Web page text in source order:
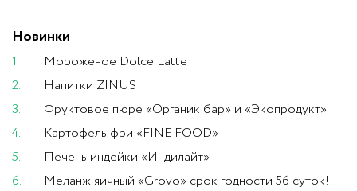
Новинки
Мороженое Dolce Latte
Напитки ZINUS
Фруктовое пюре «Органик бар» и «Экопродукт»
Картофель фри «FINE FOOD»
Печень индейки «Индилайт»
Меланж яичный «Grovo» срок годности 56 суток!!!